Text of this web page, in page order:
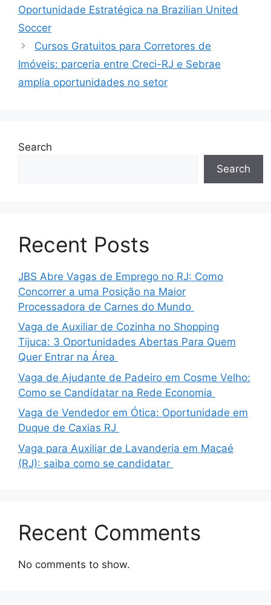
Oportunidade Estratégica na Brazilian United
Soccer
Cursos Gratuitos para Corretores de
Imóveis: parceria entre Creci-RJ e Sebrae
amplia oportunidades no setor
Search
Search
Recent Posts
JBS Abre Vagas de Emprego no RJ: Como
Concorrer a uma Posição na Maior
Processadora de Carnes do Mundo
Vaga de Auxiliar de Cozinha no Shopping
Tijuca: 3 Oportunidades Abertas Para Quem
Quer Entrar na Área
Vaga de Ajudante de Padeiro em Cosme Velho:
Como se Candidatar na Rede Economia
Vaga de Vendedor em Ótica: Oportunidade em
Duque de Caxias RJ
Vaga para Auxiliar de Lavanderia em Macaé
(RJ): saiba como se candidatar
Recent Comments
No comments to show.